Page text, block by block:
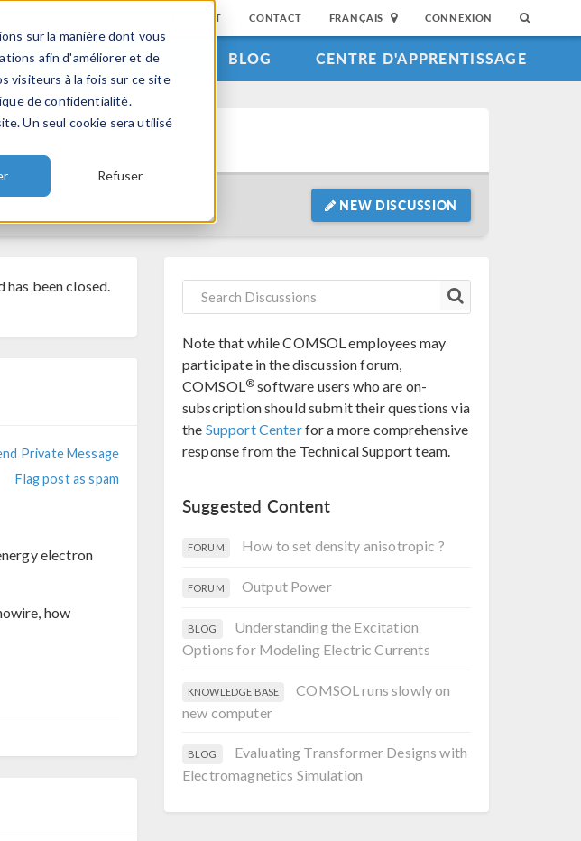
sur la manière dont vous
afin d'améliorer et de
visiteurs à la fois sur ce site
de confidentialité.
Un seul cookie sera utilisé
Refuser
SUPPORT CONTACT FRANÇAIS CONNEXION
EVENEMENTS BLOG CENTRE D'APPRENTISSAGE
NEW DISCUSSION
has been closed.
Private Message
Flag post as spam
electron
how
Note that while COMSOL employees may
participate in the discussion forum,
COMSOL® software users who are on-
subscription should submit their questions via
the Support Centerfor a more comprehensive
response from the Technical Support team.
Suggested Content
FORUM How to set density anisotropic ?
FORUM Output Power
BLOG
Understanding the Excitation
Options for Modeling Electric Currents
KNOWLEDGE BASE
COMSOL runs slowly on
new computer
BLOG
Evaluating Transformer Designs with
Electromagnetics Simulation